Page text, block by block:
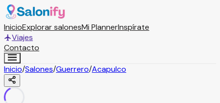
InicioExplorar salonesMi PlannerInspírate
Viajes
Contacto
Inicio/Salones/Guerrero/Acapulco